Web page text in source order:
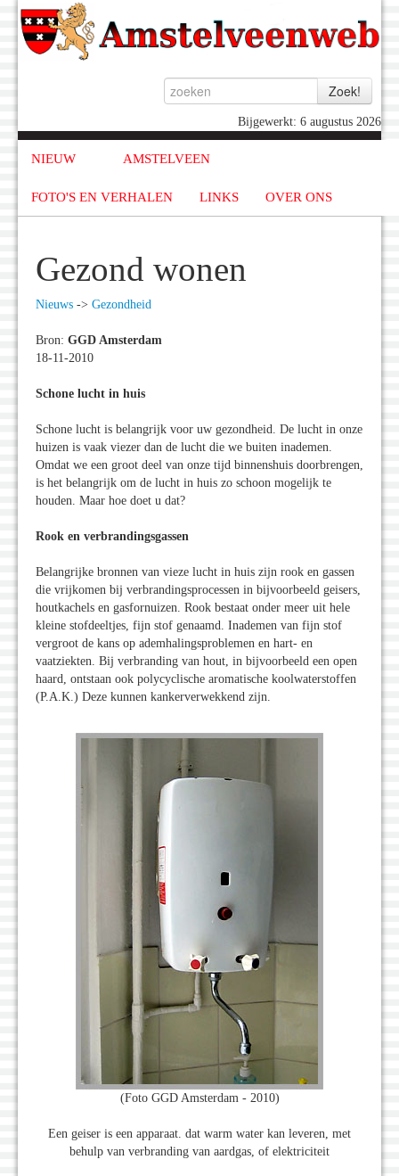
Bijgewerkt: 6 augustus 2026
NIEUW AMSTELVEEN
FOTO'S EN VERHALEN LINKS OVER ONS
Gezond wonen
Nieuws -> Gezondheid
Bron: GGD Amsterdam
18-11-2010
Schone lucht in huis
Schone lucht is belangrijk voor uw gezondheid. De lucht in onze
huizen is vaak viezer dan de lucht die we buiten inademen.
Omdat we een groot deel van onze tijd binnenshuis doorbrengen,
is het belangrijk om de lucht in huis zo schoon mogelijk te
houden. Maar hoe doet u dat?
Rook en verbrandingsgassen
Belangrijke bronnen van vieze lucht in huis zijn rook en gassen
die vrijkomen bij verbrandingsprocessen in bijvoorbeeld geisers,
houtkachels en gasfornuizen. Rook bestaat onder meer uit hele
kleine stofdeeltjes, fijn stof genaamd. Inademen van fijn stof
vergroot de kans op ademhalingsproblemen en hart- en
vaatziekten. Bij verbranding van hout, in bijvoorbeeld een open
haard, ontstaan ook polycyclische aromatische koolwaterstoffen
(P.A.K.) Deze kunnen kankerverwekkend zijn.
(Foto GGD Amsterdam - 2010)
Een geiser is een apparaat. dat warm water kan leveren, met
behulp van verbranding van aardgas, of elektriciteit